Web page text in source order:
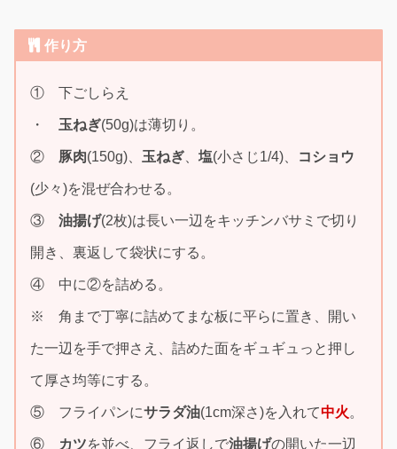
作り方
① 下ごしらえ
・ 玉ねぎ(50g)は薄切り。
② 豚肉(150g)、 玉ねぎ、 塩(小さじ1/4)、 コショウ
(少々)を混ぜ合わせる。
③ 油揚げ(2枚)は長い一辺をキッチンバサミで切り
開き、裏返して袋状にする。
④ 中に②を詰める。
※ 角まで丁寧に詰めてまな板に平らに置き、開い
た一辺を手で押さえ、詰めた面をギュギュっと押し
て厚さ均等にする。
⑤ フライパンにサラダ油(1cm深さ)を入れて中火。
⑥ カツを並べ、フライ返しで油揚げの開いた一辺